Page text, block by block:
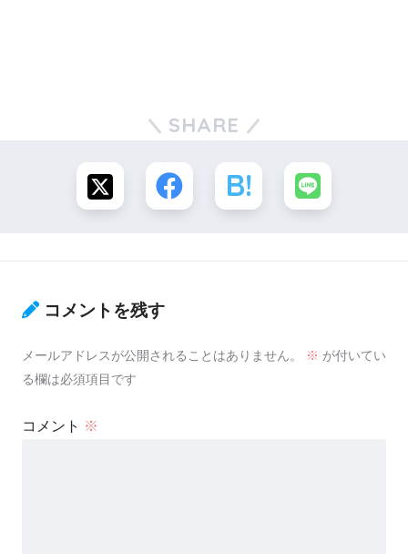
SHARE
コメントを残す
メールアドレスが公開されることはありません。 ※ が付いてい
る欄は必須項目です
コメント ※